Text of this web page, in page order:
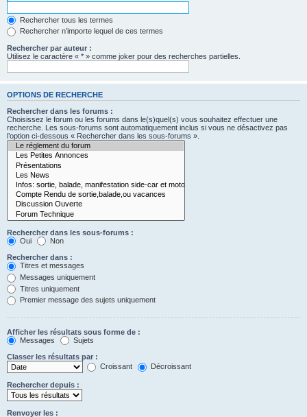
Rechercher tous les termes
Rechercher n’importe lequel de ces termes
Rechercher par auteur :
Utilisez le caractère « * » comme joker pour des recherches partielles.
OPTIONS DE RECHERCHE
Rechercher dans les forums :
Choisissez le forum ou les forums dans le(s)quel(s) vous souhaitez effectuer une
recherche. Les sous-forums sont automatiquement inclus si vous ne désactivez pas
l’option ci-dessous « Rechercher dans les sous-forums ».
Rechercher dans les sous-forums :
Oui
Non
Rechercher dans :
Titres et messages
Messages uniquement
Titres uniquement
Premier message des sujets uniquement
Afficher les résultats sous forme de :
Messages
Sujets
Classer les résultats par :
Croissant
Décroissant
Rechercher depuis :
Renvoyer les :